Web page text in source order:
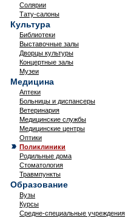
Солярии
Тату-салоны
Культура
Библиотеки
Выставочные залы
Дворцы культуры
Концертные залы
Музеи
Медицина
Аптеки
Больницы и диспансеры
Ветеринария
Медицинские службы
Медицинские центры
Оптики
Поликлиники
Родильные дома
Стоматология
Травмпункты
Образование
Вузы
Курсы
Средне-специальные учреждения